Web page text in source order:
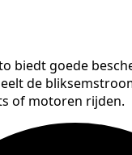
biedt goede
de
of motoren rijden.